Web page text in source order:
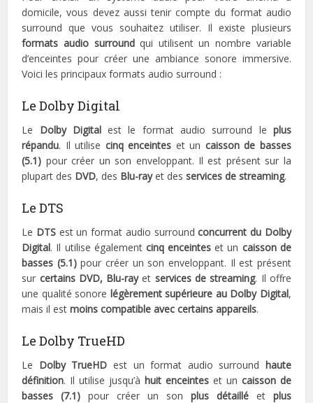
domicile, vous devez aussi tenir compte du format audio
surround que vous souhaitez utiliser. Il existe plusieurs
formats audio surroundqui utilisent un nombre variable
d’enceintes pour créer une ambiance sonore immersive.
Voici les principaux formats audio surround :
Le Dolby Digital
Le Dolby Digitalest le format audio surround le plus
répandu. Il utilise cinq enceintes et un caisson de basses
(5.1) pour créer un son enveloppant. Il est présent sur la
plupart des DVD, des Blu-rayet desservices de streaming.
Le DTS
Le DTSest un format audio surroundconcurrent du Dolby
Digital. Il utilise également cinq enceintes et un caisson de
basses (5.1)pour créer un son enveloppant. Il est présent
sur certains DVD, Blu-rayet services de streaming. Il offre
une qualité sonore légèrement supérieure au Dolby Digital,
mais il estmoins compatible avec certains appareils.
Le Dolby TrueHD
Le Dolby TrueHD est un format audio surround haute
définition. Il utilise jusqu’àhuit enceintes et un caisson de
basses (7.1) pour créer un son plus détailléet plus